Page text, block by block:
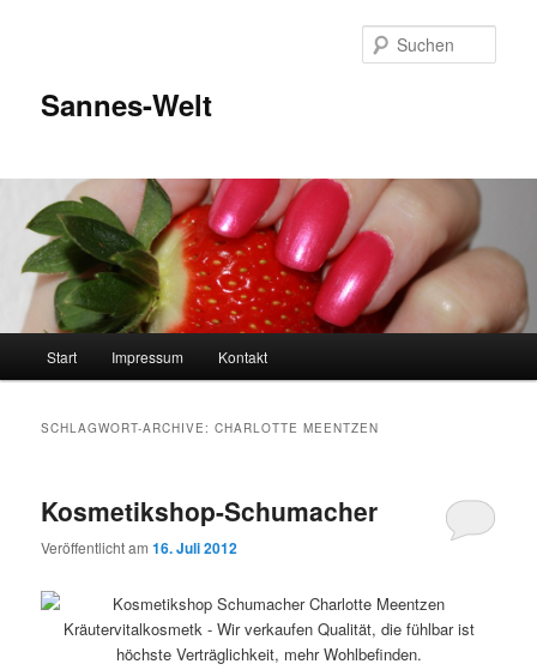
Sannes-Welt
Start Impressum Kontakt
SCHLAGWORT-ARCHIVE:CHARLOTTE MEENTZEN
Kosmetikshop-Schumacher
Veröffentlicht am16. Juli 2012